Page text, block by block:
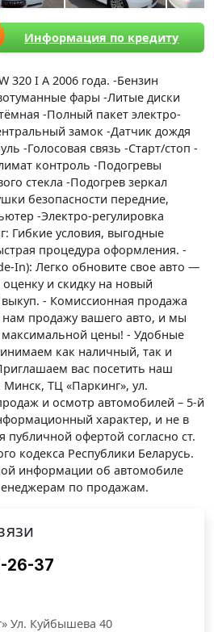
Информация по кредиту
320 I A 2006 года. -Бензин
фары -Литые диски
-Полный пакет электро-
замок -Датчик дождя
-Голосовая связь -Старт/стоп -
контроль -Подогревы
стекла -Подогрев зеркал
безопасности передние,
-Электро-регулировка
Гибкие условия, выгодные
процедура оформления. -
In): Легко обновите свое авто —
и скидку на новый
- Комиссионная продажа
продажу вашего авто, и мы
цены! - Удобные
как наличный, так и
вас посетить наш
Минск, ТЦ «Паркинг», ул.
и осмотр автомобилей – 5-й
характер, и не в
публичной офертой согласно ст.
кодекса Республики Беларусь.
информации об автомобиле
по продажам.
26-37
Ул. Куйбышева 40